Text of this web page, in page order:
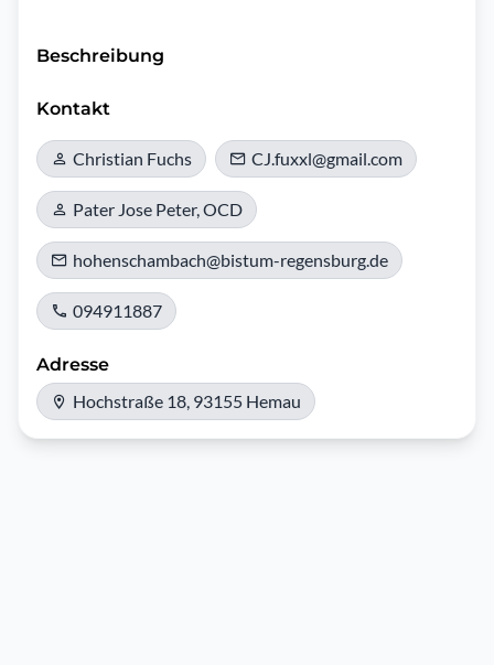
Beschreibung
Kontakt
Christian Fuchs CJ.fuxxl@gmail.com
Pater Jose Peter, OCD
hohenschambach@bistum-regensburg.de
094911887
Adresse
Hochstraße 18, 93155 Hemau